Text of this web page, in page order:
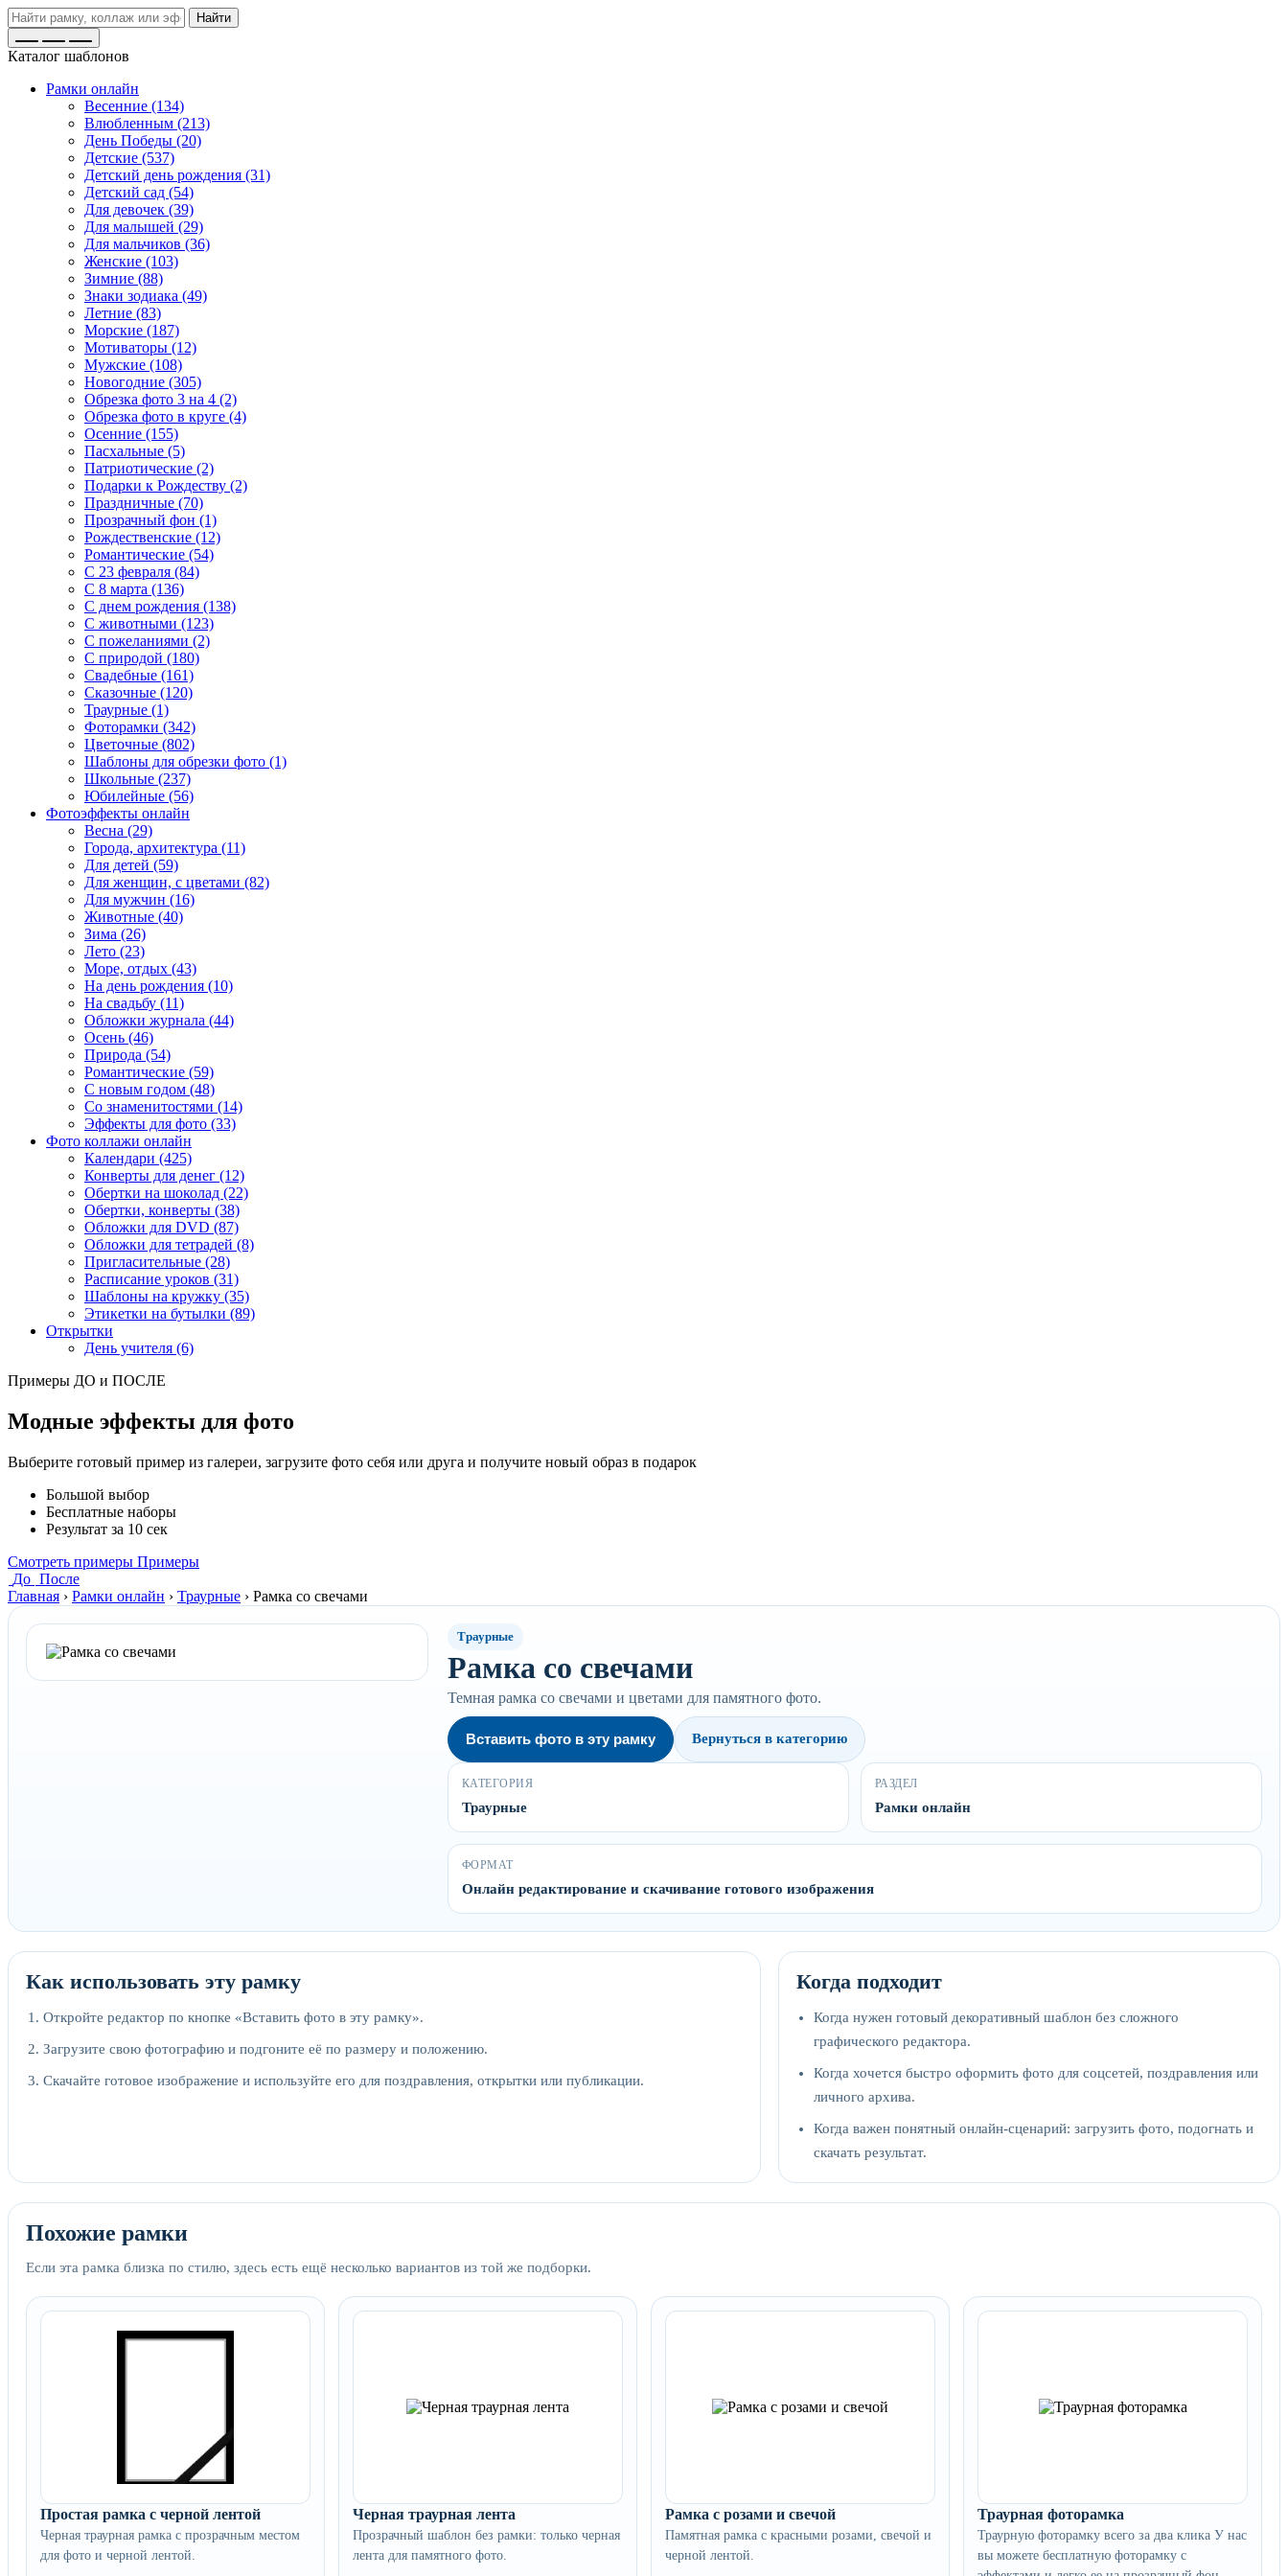
Найти
Каталог шаблонов
Рамки онлайн
Весенние (134)
Влюбленным (213)
День Победы (20)
Детские (537)
Детский день рождения (31)
Детский сад (54)
Для девочек (39)
Для малышей (29)
Для мальчиков (36)
Женские (103)
Зимние (88)
Знаки зодиака (49)
Летние (83)
Морские (187)
Мотиваторы (12)
Мужские (108)
Новогодние (305)
Обрезка фото 3 на 4 (2)
Обрезка фото в круге (4)
Осенние (155)
Пасхальные (5)
Патриотические (2)
Подарки к Рождеству (2)
Праздничные (70)
Прозрачный фон (1)
Рождественские (12)
Романтические (54)
С 23 февраля (84)
С 8 марта (136)
С днем рождения (138)
С животными (123)
С пожеланиями (2)
С природой (180)
Свадебные (161)
Сказочные (120)
Траурные (1)
Фоторамки (342)
Цветочные (802)
Шаблоны для обрезки фото (1)
Школьные (237)
Юбилейные (56)
Фотоэффекты онлайн
Весна (29)
Города, архитектура (11)
Для детей (59)
Для женщин, с цветами (82)
Для мужчин (16)
Животные (40)
Зима (26)
Лето (23)
Море, отдых (43)
На день рождения (10)
На свадьбу (11)
Обложки журнала (44)
Осень (46)
Природа (54)
Романтические (59)
С новым годом (48)
Со знаменитостями (14)
Эффекты для фото (33)
Фото коллажи онлайн
Календари (425)
Конверты для денег (12)
Обертки на шоколад (22)
Обертки, конверты (38)
Обложки для DVD (87)
Обложки для тетрадей (8)
Пригласительные (28)
Расписание уроков (31)
Шаблоны на кружку (35)
Этикетки на бутылки (89)
Открытки
День учителя (6)
Примеры ДО и ПОСЛЕ
Модные эффекты для фото
Выберите готовый пример из галереи, загрузите фото себя или друга и получите новый образ в подарок
Большой выбор
Бесплатные наборы
Результат за 10 сек
Смотреть примеры Примеры
До После
Главная › Рамки онлайн › Траурные › Рамка со свечами
Траурные
Рамка со свечами
Темная рамка со свечами и цветами для памятного фото.
Вставить фото в эту рамку Вернуться в категорию
КАТЕГОРИЯ
Траурные
РАЗДЕЛ
Рамки онлайн
ФОРМАТ
Онлайн редактирование и скачивание готового изображения
Как использовать эту рамку
Откройте редактор по кнопке «Вставить фото в эту рамку».
Загрузите свою фотографию и подгоните её по размеру и положению.
Скачайте готовое изображение и используйте его для поздравления, открытки или публикации.
Когда подходит
Когда нужен готовый декоративный шаблон без сложного
графического редактора.
Когда хочется быстро оформить фото для соцсетей, поздравления или
личного архива.
Когда важен понятный онлайн-сценарий: загрузить фото, подогнать и
скачать результат.
Похожие рамки
Если эта рамка близка по стилю, здесь есть ещё несколько вариантов из той же подборки.
Простая рамка с черной лентой
Черная траурная рамка с прозрачным местом
для фото и черной лентой.
Черная траурная лента
Прозрачный шаблон без рамки: только черная
лента для памятного фото.
Рамка с розами и свечой
Памятная рамка с красными розами, свечой и
черной лентой.
Траурная фоторамка
Траурную фоторамку всего за два клика У нас
вы можете бесплатную фоторамку с